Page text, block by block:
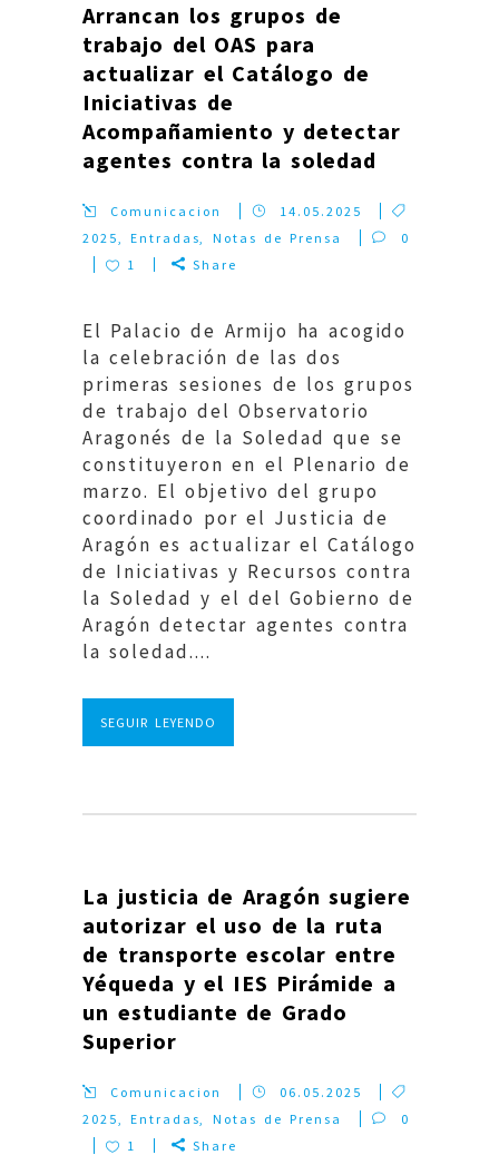
Arrancan los grupos de
trabajo del OAS para
actualizar el Catálogo de
Iniciativas de
Acompañamiento y detectar
agentes contra la soledad
Comunicacion
14.05.2025
2025,Entradas, Notas de Prensa
0
1
Share
El Palacio de Armijo ha acogido
la celebración de las dos
primeras sesiones de los grupos
de trabajo del Observatorio
Aragonés de la Soledad que se
constituyeron en el Plenario de
marzo. El objetivo del grupo
coordinado por el Justicia de
Aragón es actualizar el Catálogo
de Iniciativas y Recursos contra
la Soledad y el del Gobierno de
Aragón detectar agentes contra
la soledad....
SEGUIR LEYENDO
La justicia de Aragón sugiere
autorizar el uso de la ruta
de transporte escolar entre
Yéqueda y el IES Pirámide a
un estudiante de Grado
Superior
Comunicacion
06.05.2025
2025,Entradas, Notas de Prensa
0
1
Share